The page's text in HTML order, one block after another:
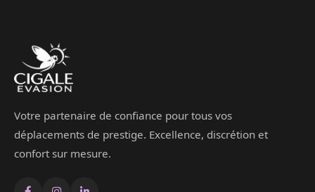
Votre partenaire de confiance pour tous vos
déplacements de prestige. Excellence, discrétion et
confort sur mesure.